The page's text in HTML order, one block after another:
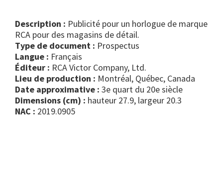
Description : Publicité pour un horlogue de marque
RCA pour des magasins de détail.
Type de document :
prospectus
Langue : Français
Éditeur : RCA Victor Company, Ltd.
Lieu de production : Montréal, Québec, Canada
Date approximative : 3e quart du 20e siècle
Dimensions (cm) : hauteur 27.9, largeur 20.3
NAC : 2019.0905